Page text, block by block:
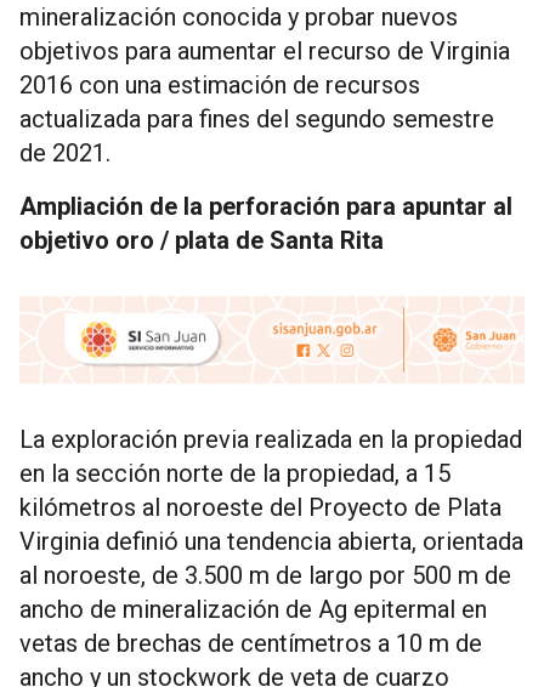
mineralización conocida y probar nuevos
objetivos para aumentar el recurso de Virginia
2016 con una estimación de recursos
actualizada para fines del segundo semestre
de 2021.
Ampliación de la perforación para apuntar al
objetivo oro / plata de Santa Rita
La exploración previa realizada en la propiedad
en la sección norte de la propiedad, a 15
kilómetros al noroeste del Proyecto de Plata
Virginia definió una tendencia abierta, orientada
al noroeste, de 3.500 m de largo por 500 m de
ancho de mineralización de Ag epitermal en
vetas de brechas de centímetros a 10 m de
ancho y un stockwork de veta de cuarzo